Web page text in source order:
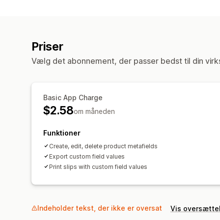
Priser
Vælg det abonnement, der passer bedst til din
Basic App Charge
$2.58om måneden
Funktioner
Create, edit, delete product metafields
Export custom field values
Print slips with custom field values
Indeholder tekst, der ikke er oversat Vis